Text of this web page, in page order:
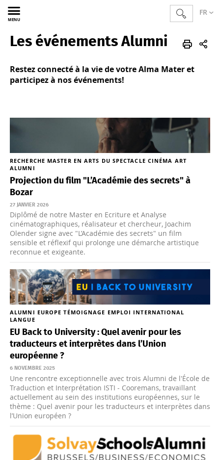
FR
MENU
Sciences GAG FR Bas de page Évènements
Les événements Alumni
Restez connecté à la vie de votre Alma Mater et
participez à nos événements!
RECHERCHE MASTER EN ARTS DU SPECTACLE CINÉMA ART
ALUMNI
Projection du film "L’Académie des secrets" à
Bozar
27 JANVIER 2026
Diplômé de notre Master en Ecriture et Analyse
cinématographiques, réalisateur et chercheur, Joachim
Olender signe avec "L’Académie des secrets" un film
sensible et réflexif qui prolonge une démarche artistique
reconnue et exigeante.
ALUMNI EUROPE TÉMOIGNAGE EMPLOI INTERNATIONAL
LANGUE
EU Back to University : Quel avenir pour les
traducteurs et interprètes dans l’Union
européenne ?
6 NOVEMBRE 2025
Une rencontre exceptionnelle avec trois Alumni de l'École de
Traduction et Interprétation ISTI - Cooremans, travaillant
actuellement au sein des institutions européennes, sur le
thème : Quel avenir pour les traducteurs et interprètes dans
l’Union européen ?